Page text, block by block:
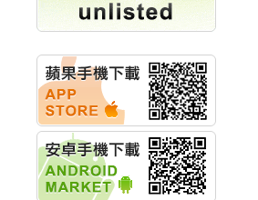
認證
聯博投信:聯博00404A
華旭先進:代重要子公司
碩通散熱股份有限公司
公告董事會通過發言人
及代理發
華旭先進:代重要子公司
碩通散熱股份有限公司
公告董事會決議發行員
工認股權